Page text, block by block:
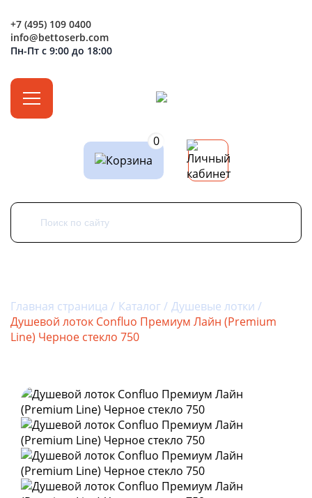
+7 (495) 109 0400
info@bettoserb.com
Пн-Пт с 9:00 до 18:00
0
Главная страница Каталог
Душевые лотки
Душевой лоток Confluo Премиум Лайн (Premium
Line) Черное стекло 750